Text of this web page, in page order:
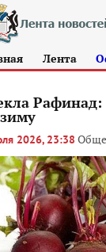
Лента
2026, 23:38